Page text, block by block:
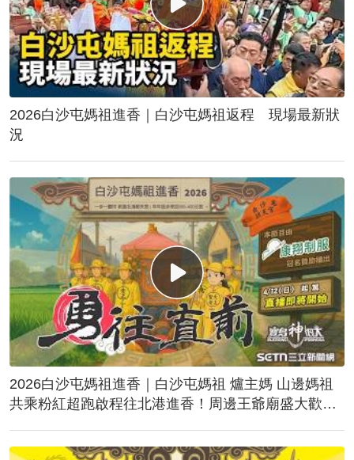
2026白沙屯媽祖進香｜白沙屯媽祖返程 現場最新狀
況
2026白沙屯媽祖進香｜白沙屯媽祖 爐主媽 山邊媽祖
共乘粉紅超跑啟程往北港進香！周邊王爺廟盛大歡